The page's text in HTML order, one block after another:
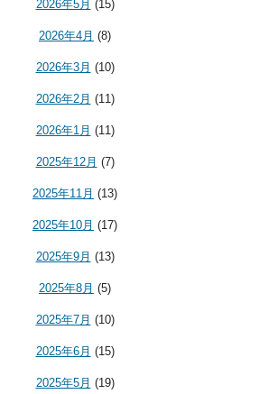
2026年5月 (15)
2026年4月 (8)
2026年3月 (10)
2026年2月 (11)
2026年1月 (11)
2025年12月 (7)
2025年11月 (13)
2025年10月 (17)
2025年9月 (13)
2025年8月 (5)
2025年7月 (10)
2025年6月 (15)
2025年5月 (19)